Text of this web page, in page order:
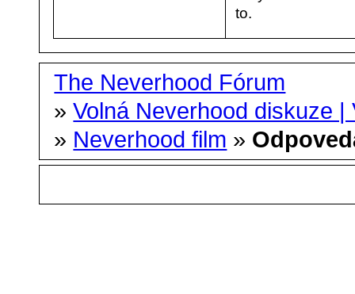
to.
The Neverhood Fórum
»Volná Neverhood diskuze
» Neverhood film »